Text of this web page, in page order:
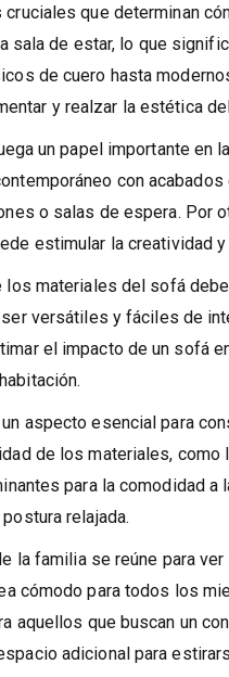
que determinan
de estar, lo que
de cuero hasta
y realzar la estética
un papel importante en
con
o salas de espera. Por
estimular la creatividad
materiales del sofá
versátiles y fáciles de
el impacto de un sofá
aspecto esencial para
de los materiales,
para la comodidad a
relajada.
la familia se reúne para
cómodo para todos los
aquellos que buscan un